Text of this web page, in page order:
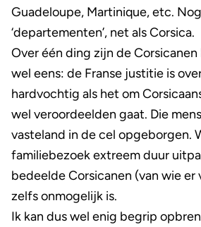
Guadeloupe, Martinique, etc.
‘departementen’, net als Corsica.
Over één ding zijn de
wel eens: de Franse justitie is
hardvochtig als het om
wel veroordeelden gaat. Die
vasteland in de cel opgeborgen.
familiebezoek extreem duur
bedeelde Corsicanen (van wie
zelfs onmogelijk is.
Ik kan dus wel enig begrip